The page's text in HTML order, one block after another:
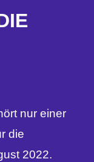
nur einer
die
2022.